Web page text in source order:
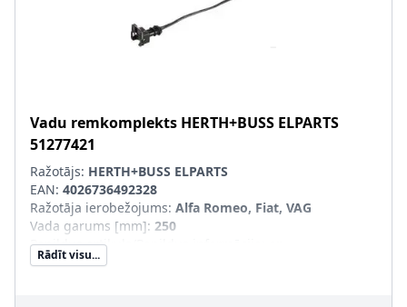
Vadu remkomplekts HERTH+BUSS ELPARTS
51277421
Ražotājs: HERTH+BUSS ELPARTS
EAN: 4026736492328
Ražotāja ierobežojums: Alfa Romeo, Fiat, VAG
Vada garums [mm]: 250
Papildus artikuls/Papildus informācija
kontaktligzdas korpusu, ar blīvēm
Rādīt visu...